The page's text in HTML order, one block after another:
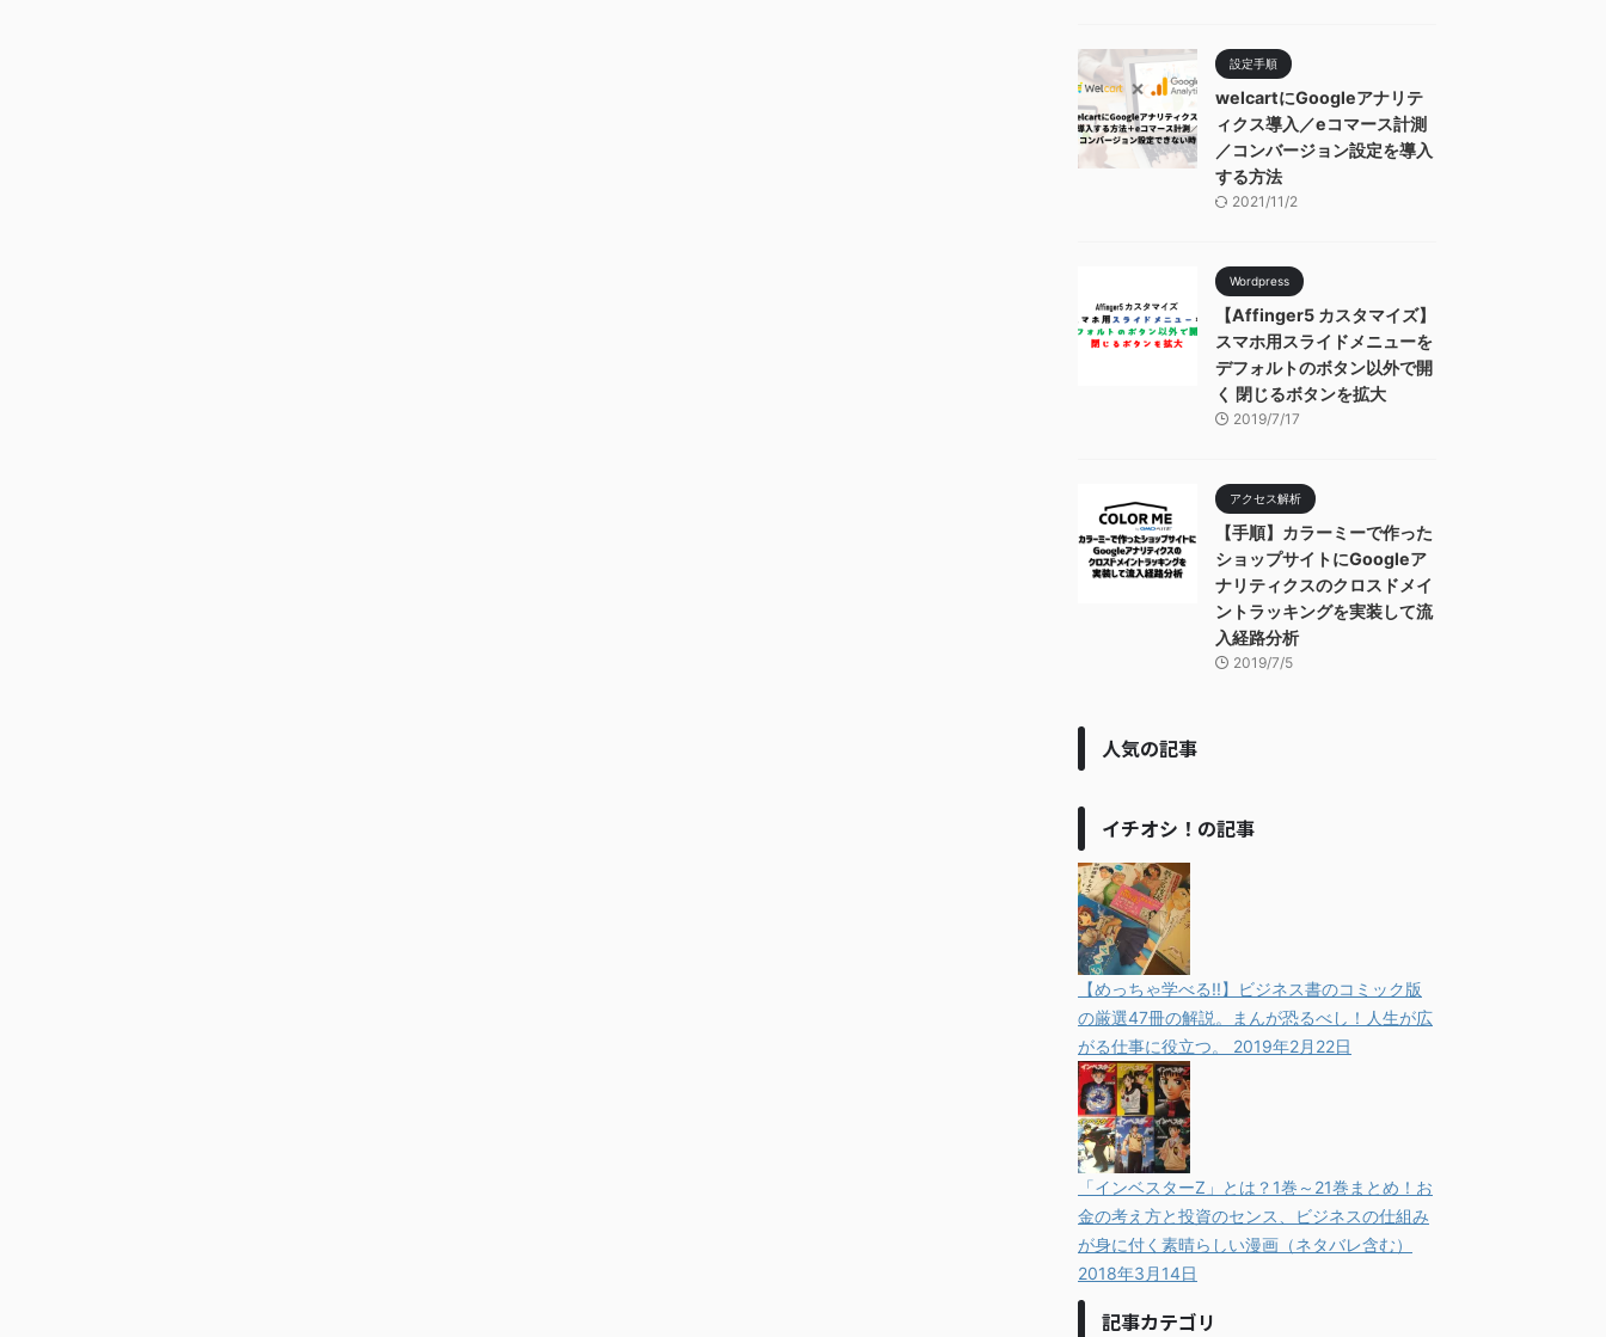
設定手順
welcartにGoogleアナリテ
ィクス導入／eコマース計測
／コンバージョン設定を導入
する方法
2021/11/2
Wordpress
【Affinger5 カスタマイズ】
スマホ用スライドメニューを
デフォルトのボタン以外で開
く 閉じるボタンを拡大
2019/7/17
アクセス解析
【手順】カラーミーで作った
ショップサイトにGoogleア
ナリティクスのクロスドメイ
ントラッキングを実装して流
入経路分析
2019/7/5
人気の記事
イチオシ！の記事
【めっちゃ学べる!!】ビジネス書のコミック版
の厳選47冊の解説。まんが恐るべし！人生が広
がる仕事に役立つ。 2019年2月22日
「インベスターZ」とは？1巻～21巻まとめ！お
金の考え方と投資のセンス、ビジネスの仕組み
が身に付く素晴らしい漫画（ネタバレ含む）
2018年3月14日
記事カテゴリ